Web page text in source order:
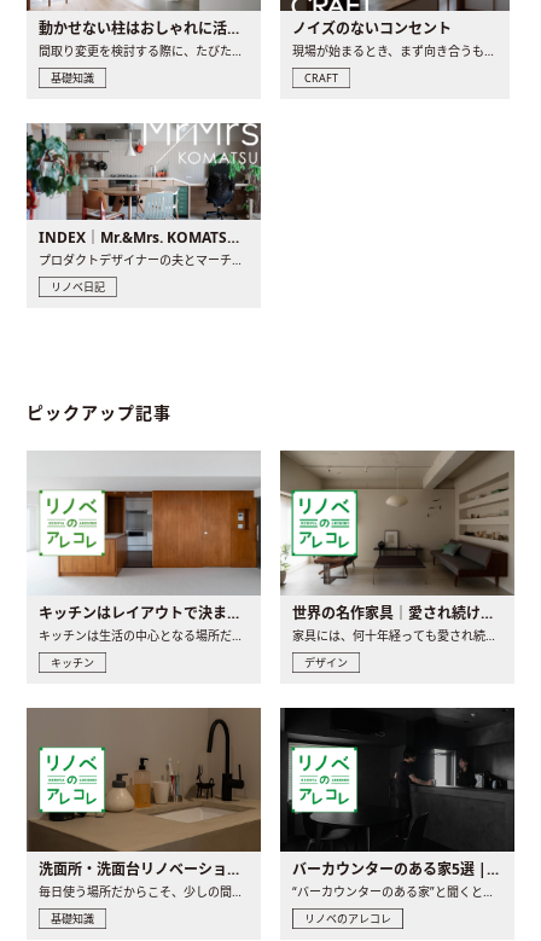
動かせない柱はおしゃれに活用！柱を魅せるリノベーション(リノベ)4選
間取り変更を検討する際に、たびたび皆さんの頭を悩ませる動か..
基礎知識
ノイズのないコンセント
現場が始まるとき、まず向き合うものの一つがコンセントです..
CRAFT
INDEX｜Mr.&Mrs. KOMATSU renovation diary
プロダクトデザイナーの夫とマーチャンダイザーの妻が、夫婦で..
リノベ日記
ピックアップ記事
キッチンはレイアウトで決まる。後悔しないための考え方と選び方
キッチンは生活の中心となる場所だからこそ、家の中のどこに置..
キッチン
世界の名作家具｜愛され続ける理由と一生モノとの出会い方
家具には、何十年経っても愛され続ける「名作」と呼ばれるもの..
デザイン
洗面所・洗面台リノベーションの事例と間取りアイデア
毎日使う場所だからこそ、少しの間取りの工夫や素材の選び方で..
基礎知識
バーカウンターのある家5選 | 日常に馴染む“距離の近い”キッチンとは
“バーカウンターのある家”と聞くと、少し特別な、大人のための..
リノベのアレコレ